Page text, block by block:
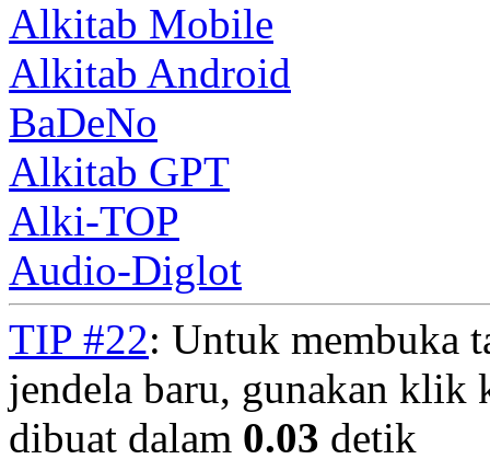
Alkitab Mobile
Alkitab Android
BaDeNo
Alkitab GPT
Alki-TOP
Audio-Diglot
TIP #22: Untuk membuka
jendela baru, gunakan klik
dibuat dalam 0.03 detik